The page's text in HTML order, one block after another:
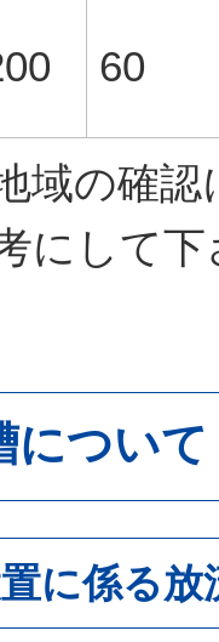
60
域の確
にして下
について
に係る